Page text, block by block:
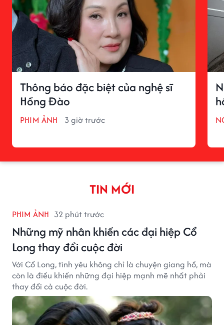
Thông báo đặc biệt của nghệ sĩ
Hồng Đào
PHIM ẢNH 3 giờ trước
TIN MỚI
PHIM ẢNH 32 phút trước
Những mỹ nhân khiến các đại hiệp Cổ
Long thay đổi cuộc đời
Với Cổ Long, tình yêu không chỉ là chuyện giang hồ, mà
còn là điều khiến những đại hiệp mạnh mẽ nhất phải
thay đổi cả cuộc đời.